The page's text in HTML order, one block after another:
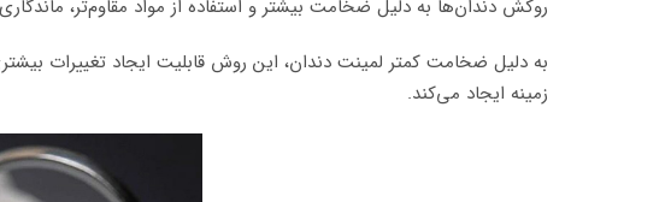
روکش دندان‌ها به دلیل ضخامت بیشتر و استفاده از مواد مقاوم‌تر،
به دلیل ضخامت کمتر لمینت دندان، این روش قابلیت ایجاد تغییرات
زمینه ایجاد می‌کند.